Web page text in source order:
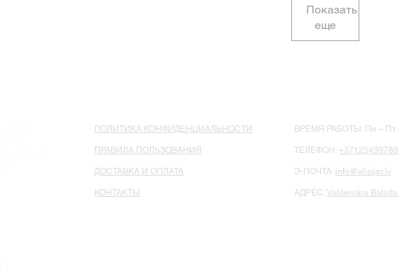
Показать
еще
ПОЛИТИКА КОНФИДЕНЦИАЛЬНОСТИ
ПРАВИЛА ПОЛЬЗОВАНИЯ
ДОСТАВКА И ОПЛАТА
КОНТАКТЫ
ВРЕМЯ РАБОТЫ: Пн – Пт :
ТЕЛЕФОН: +37125499788
Э-ПОЧТА: info@alisijar.lv
АДРЕС: Voldemāra Baloža